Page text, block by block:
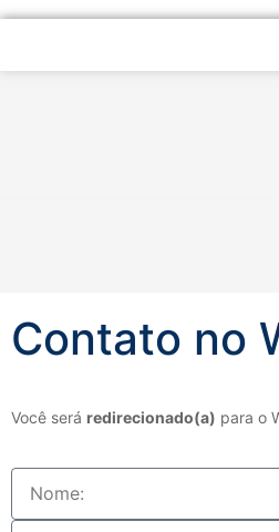
Contato no
Você será redirecionado(a) para o